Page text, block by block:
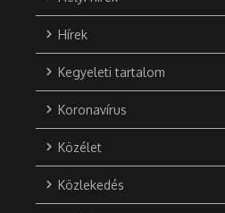
Hírek
Kegyeleti tartalom
Koronavírus
Közélet
Közlekedés